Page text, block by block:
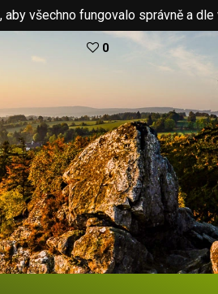
všechno fungovalo správně a
0